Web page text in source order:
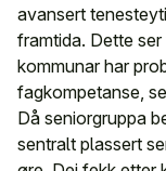
avansert
framtida. Dette
kommunar har
fagkompetanse,
Då seniorgruppa
sentralt plassert